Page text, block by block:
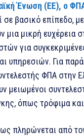
Ένωση (ΕΕ), ο
σε βασικό επίπεδο,
μια μικρή ευχέρεια
για
υπηρεσιών. Για
ΦΠΑ στην
μειωμένοι
όπως τρόφιμα
πληρώνεται από